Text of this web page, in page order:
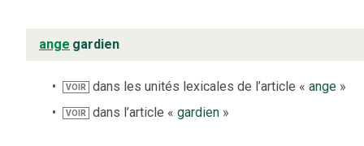
ange gardien
VOIR dans les unités lexicales de l’article «ange »
VOIR dans l’article «gardien »